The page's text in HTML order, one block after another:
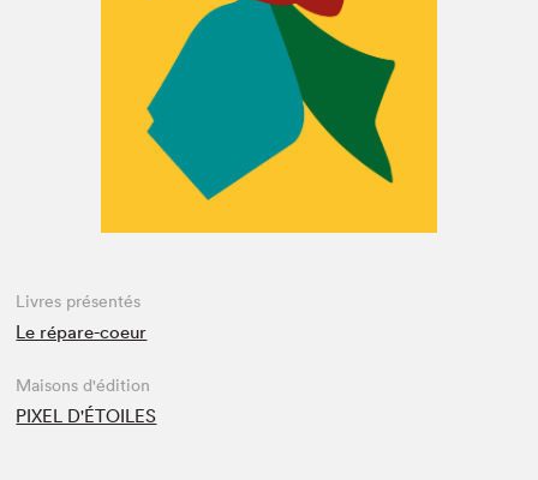
Espace enseignant·e·s
Livres présentés
Le répare-coeur
Maisons d'édition
PIXEL D'ÉTOILES